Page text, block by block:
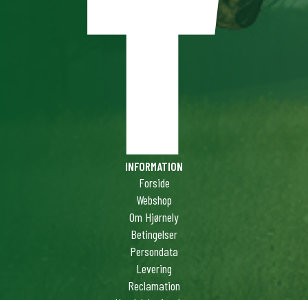
INFORMATION
Forside
Webshop
Om Hjørnely
Betingelser
Persondata
Levering
Reclamation